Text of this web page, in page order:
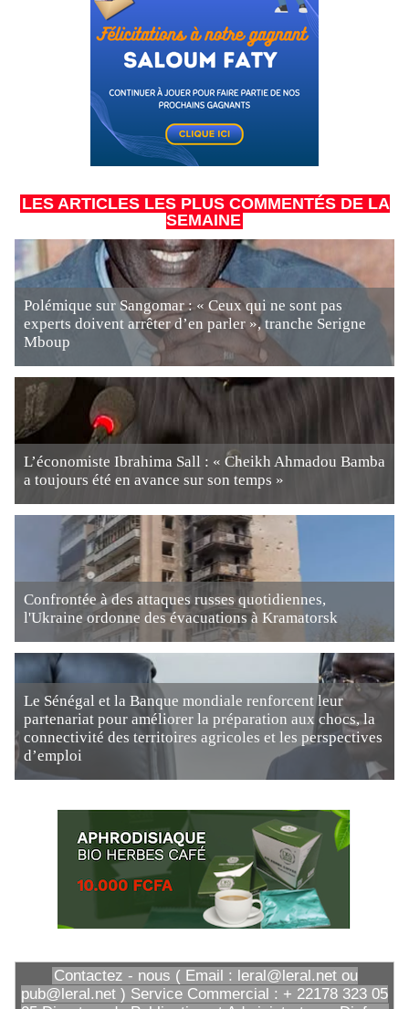
LES ARTICLES LES PLUS COMMENTÉS DE LA
SEMAINE
Polémique sur Sangomar : « Ceux qui ne sont pas
experts doivent arrêter d’en parler », tranche Serigne
Mboup
L’économiste Ibrahima Sall : « Cheikh Ahmadou Bamba
a toujours été en avance sur son temps »
Confrontée à des attaques russes quotidiennes,
l'Ukraine ordonne des évacuations à Kramatorsk
Le Sénégal et la Banque mondiale renforcent leur
partenariat pour améliorer la préparation aux chocs, la
connectivité des territoires agricoles et les perspectives
d’emploi
Contactez - nous ( Email : leral@leral.net ou
pub@leral.net ) Service Commercial : + 22178 323 05